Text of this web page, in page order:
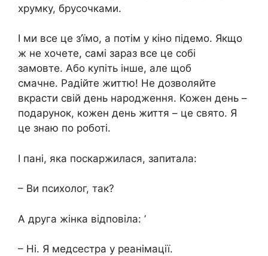
хрумку, брусочками.
І ми все це з’їмо, а потім у кіно підемо. Якщо
ж не хочете, самі зараз все це собі
замовте. Або купіть інше, але щоб
смачне. Радійте життю! Не дозволяйте
вкрасти свій день народження. Кожен день –
подарунок, кожен день життя – це свято. Я
це знаю по роботі.
І пані, яка поскаржилася, запитала:
– Ви психолог, так?
А друга жінка відповіла: ʼ
– Ні. Я медсестра у реанімації.